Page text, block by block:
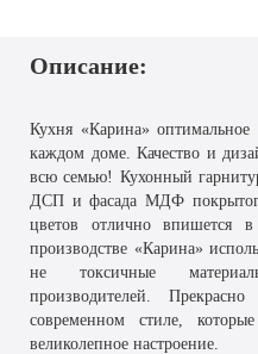
Описание:
Кухня «Карина»
каждом доме. Качество и
всю семью! Кухонный
ДСП и фасада МДФ
цветов отлично впишется
производстве «Карина»
не токсичные
производителей.
современном стиле,
великолепное настроение.